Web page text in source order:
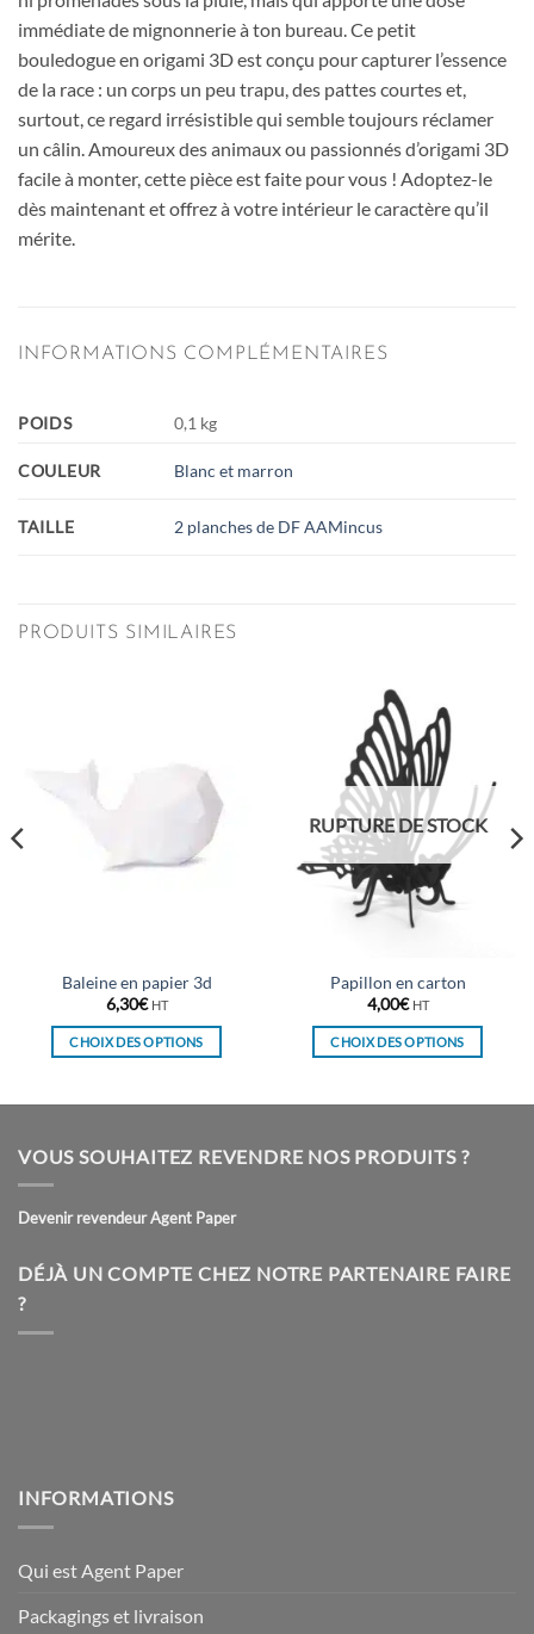
immédiate de mignonnerie à ton bureau. Ce petit
bouledogue en origami 3D est conçu pour capturer l’essence
de la race : un corps un peu trapu, des pattes courtes et,
surtout, ce regard irrésistible qui semble toujours réclamer
un câlin. Amoureux des animaux ou passionnés d’origami 3D
facile à monter, cette pièce est faite pour vous ! Adoptez-le
dès maintenant et offrez à votre intérieur le caractère qu’il
mérite.
INFORMATIONS COMPLÉMENTAIRES
POIDS 0,1 kg
COULEUR Blanc et marron
TAILLE 2 planches de DF AAMincus
PRODUITS SIMILAIRES
Baleine en papier 3d
6,30€ HT
CHOIX DES OPTIONS
variations.
options
être
RUPTURE DE STOCK
Papillon en carton
4,00€ HT
CHOIX DES OPTIONS
variations.
être
VOUS SOUHAITEZ REVENDRE NOS PRODUITS ?
Devenir revendeur Agent Paper
DÉJÀ UN COMPTE CHEZ NOTRE PARTENAIRE FAIRE
?
INFORMATIONS
Qui est Agent Paper
Packagings et livraison